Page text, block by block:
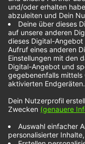
Tors –
Happen